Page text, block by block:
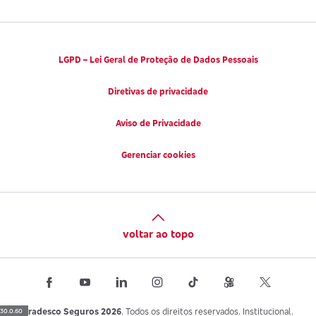
30.0.60
LGPD – Lei Geral de Proteção de Dados Pessoais
Diretivas de privacidade
Aviso de Privacidade
Gerenciar cookies
voltar ao topo
Bradesco Seguros 2026. Todos os direitos reservados. Institucional.